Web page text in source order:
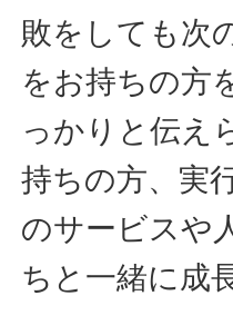
敗をしても次
をお持ちの方
っかりと伝え
持ちの方、実
のサービスや
ちと一緒に成